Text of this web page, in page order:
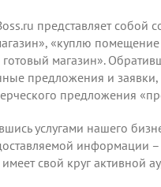
представляет собой
«куплю
магазин».
предложения и заявки,
предложения
услугами нашего
информации –
свой круг активной